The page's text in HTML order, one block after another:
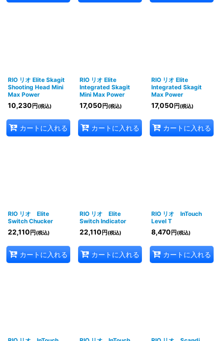
RIO リオ Elite Skagit
Shooting Head Mini
Max Power
10,230 円 (税込)
カートに入れる
RIO リオ Elite
Integrated Skagit
Mini Max Power
17,050 円 (税込)
カートに入れる
RIO リオ Elite
Integrated Skagit
Max Power
17,050 円 (税込)
カートに入れる
RIO リオ Elite
Switch Chucker
22,110 円 (税込)
カートに入れる
RIO リオ Elite
Switch Indicator
22,110 円 (税込)
カートに入れる
RIO リオ InTouch
Level T
8,470 円 (税込)
カートに入れる